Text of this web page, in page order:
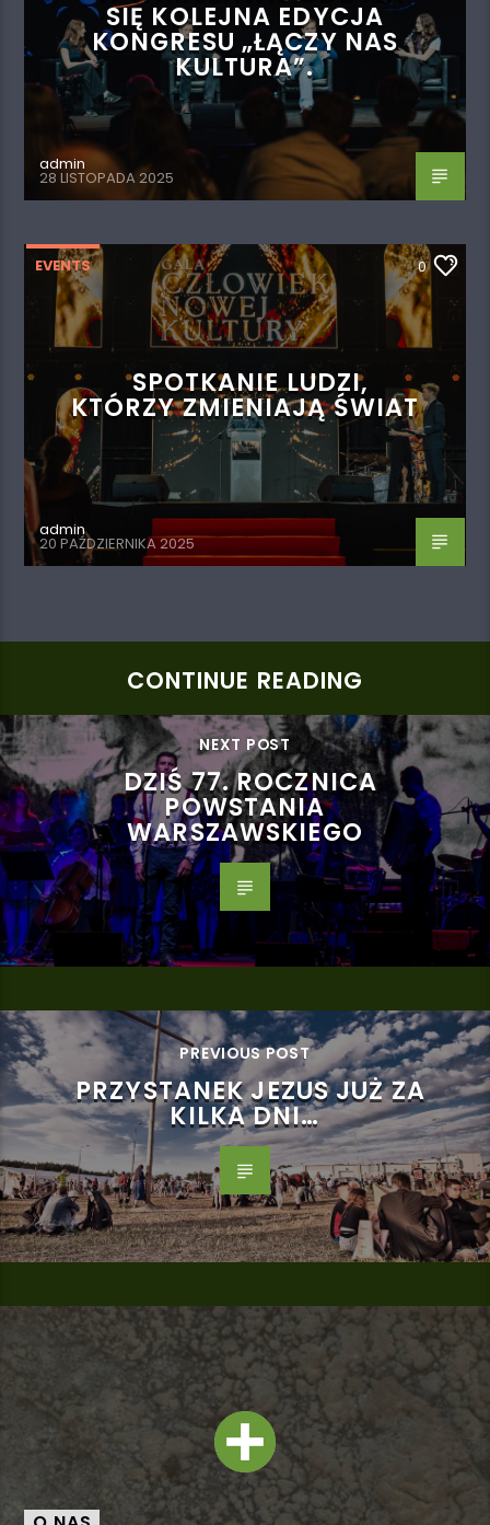
SIĘ KOLEJNA EDYCJA
KONGRESU „ŁĄCZY NAS
KULTURA”.
admin
28 LISTOPADA 2025
EVENTS 0
SPOTKANIE LUDZI,
KTÓRZY ZMIENIAJĄ ŚWIAT
admin
20 PAŹDZIERNIKA 2025
CONTINUE READING
NEXT POST
DZIŚ 77. ROCZNICA
POWSTANIA
WARSZAWSKIEGO
PREVIOUS POST
PRZYSTANEK JEZUS JUŻ ZA
KILKA DNI…